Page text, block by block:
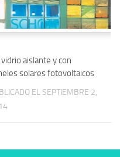
aislante y con
solares fotovoltaicos
EL SEPTIEMBRE 2,